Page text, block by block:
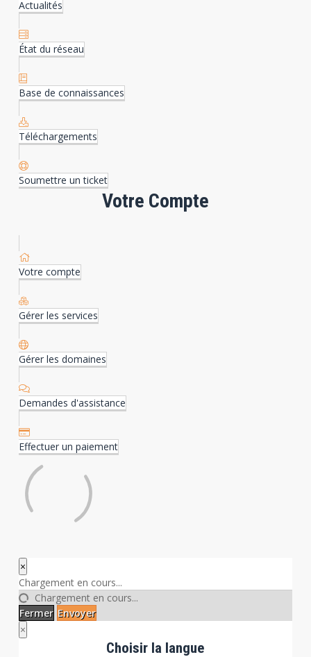
Actualités
État du réseau
Base de connaissances
Téléchargements
Soumettre un ticket
Votre Compte
Votre compte
Gérer les services
Gérer les domaines
Demandes d'assistance
Effectuer un paiement
×
Fermer
Chargement en cours...
Chargement en cours...
Fermer Envoyer
×
Choisir la langue